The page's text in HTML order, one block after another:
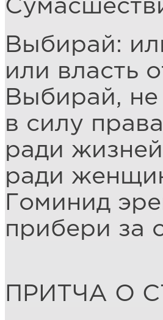
Выбирай:
или власть
Выбирай, не
в силу
ради
ради
Гоминид
прибери за
ПРИТЧА О